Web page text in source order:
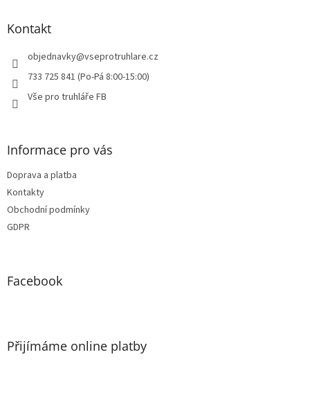
Kontakt
objednavky@vseprotruhlare.cz
733 725 841 (Po-Pá 8:00-15:00)
Vše pro truhláře FB
Informace pro vás
Doprava a platba
Kontakty
Obchodní podmínky
GDPR
Facebook
Přijímáme online platby